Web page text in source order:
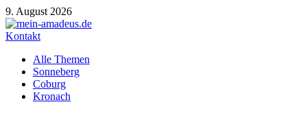
9. August 2026
Kontakt
Alle Themen
Sonneberg
Coburg
Kronach